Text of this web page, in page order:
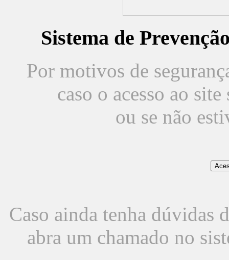
Sistema de
Por motivos de
caso o acesso ao
ou se não
Caso ainda tenha dúvidas
abra um chamado no